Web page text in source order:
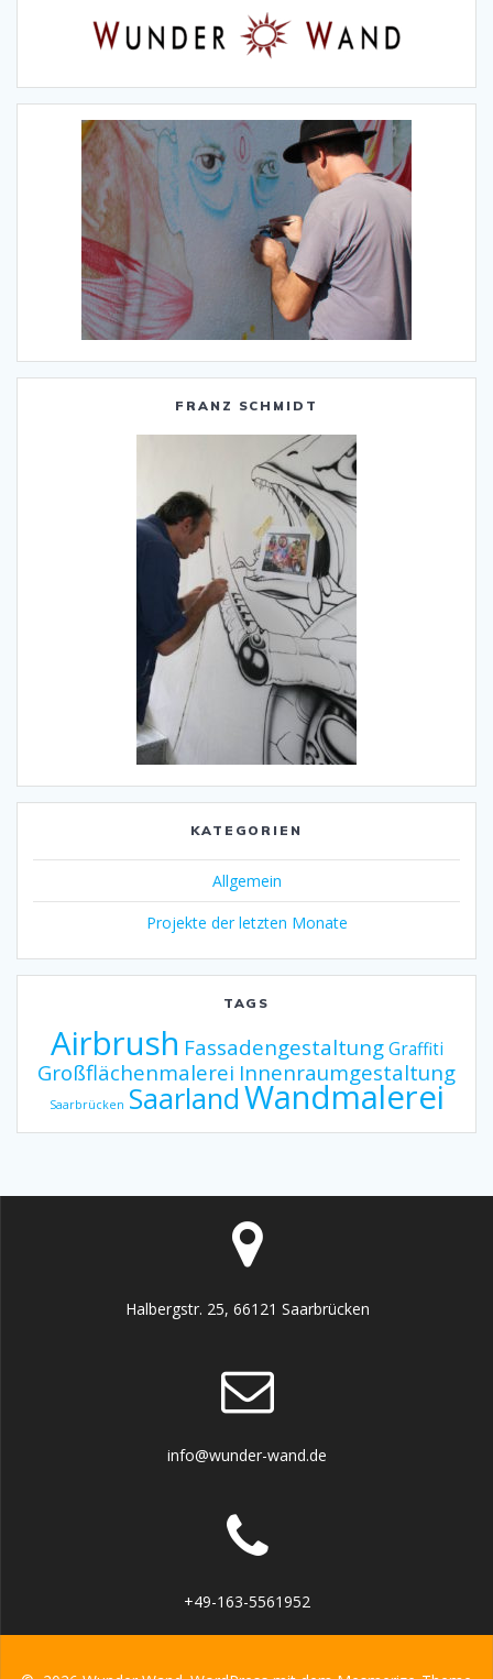
FRANZ SCHMIDT
KATEGORIEN
Allgemein
Projekte der letzten Monate
TAGS
Airbrush Fassadengestaltung Graffiti
Großflächenmalerei Innenraumgestaltung
Saarbrücken SaarlandWandmalerei
Halbergstr. 25, 66121 Saarbrücken
info@wunder-wand.de
+49-163-5561952